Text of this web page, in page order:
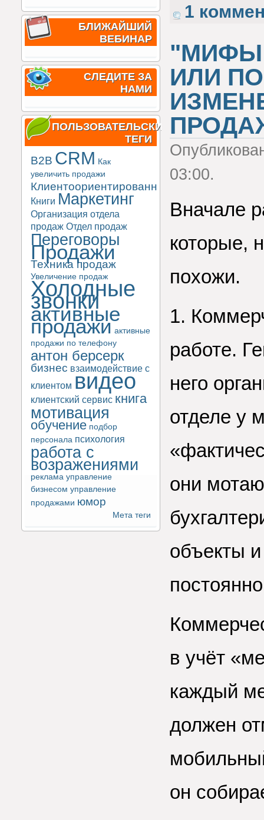
БЛИЖАЙШИЙ
ВЕБИНАР
СЛЕДИТЕ ЗА
НАМИ
ПОЛЬЗОВАТЕЛЬСКИЕ
ТЕГИ
B2B CRM Как
увеличить продажи
Клиентоориентированность
Книги Маркетинг
Организация отдела
продаж Отдел продаж
Переговоры
Продажи
Техника продаж
Увеличение продаж
Холодные
звонки
активные
продажи активные
продажи по телефону
антон берсерк
бизнес взаимодействие с
клиентом видео
клиентский сервис книга
мотивация
обучение подбор
персонала психология
работа с
возражениями
реклама управление
бизнесом управление
продажами юмор
Мета теги
Голос за!
1
"МИФЫ
ИЛИ
03:00.
Вначале
которые,
похожи.
1.
работе.
него
отделе у
они
объекты
в учёт
каждый
должен
он